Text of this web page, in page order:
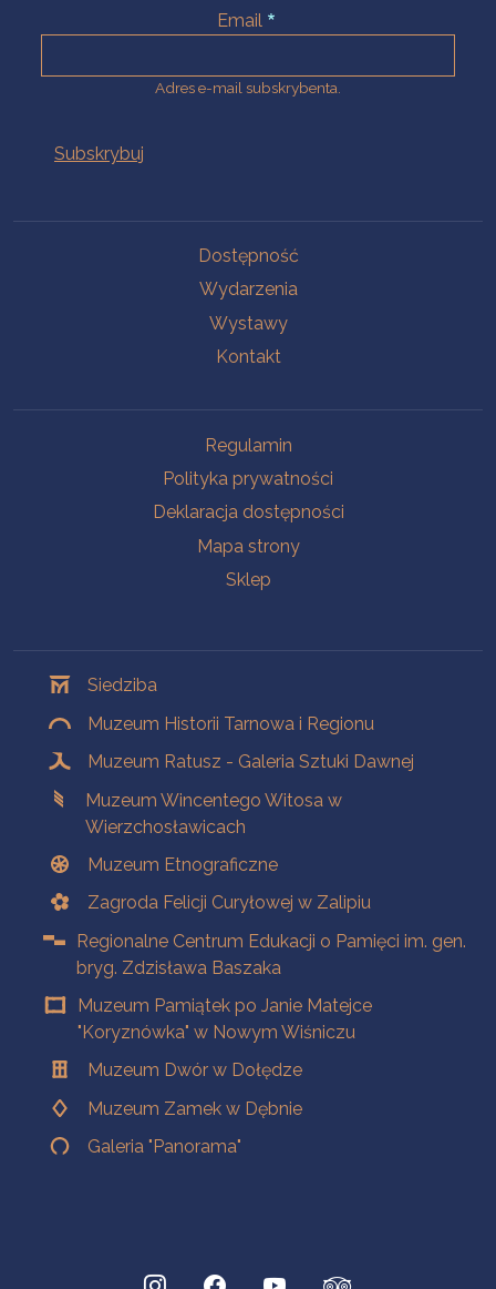
Email
Adres e-mail subskrybenta.
Dostępność
Wydarzenia
Wystawy
Kontakt
Regulamin
Polityka prywatności
Deklaracja dostępności
Mapa strony
Sklep
Siedziba
Muzeum Historii Tarnowa i Regionu
Muzeum Ratusz - Galeria Sztuki Dawnej
Muzeum Wincentego Witosa w
Wierzchosławicach
Muzeum Etnograficzne
Zagroda Felicji Curyłowej w Zalipiu
Regionalne Centrum Edukacji o Pamięci im. gen.
bryg. Zdzisława Baszaka
Muzeum Pamiątek po Janie Matejce
"Koryznówka" w Nowym Wiśniczu
Muzeum Dwór w Dołędze
Muzeum Zamek w Dębnie
Galeria "Panorama"